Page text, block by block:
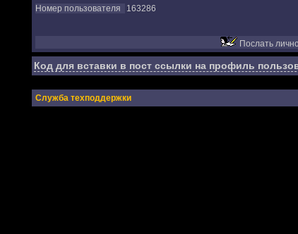
Номер пользователя 163286
Послать
Код для вставки в пост ссылки на профиль
Служба техподдержки